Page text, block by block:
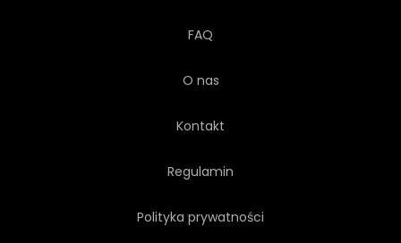
FAQ
O nas
Kontakt
Regulamin
Polityka prywatności